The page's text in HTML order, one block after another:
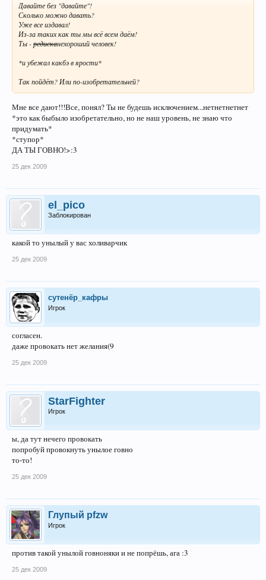
Давайте без "давайте"!
Сколько можно давать?
Уже все издавал!
Из-за таких как ты мы всё всем даём!
Ты -редисканехороший человек!
*и убежал какбэ в ярости*
Так пойдёт? Или по-изобретательней?
Мне все дают!!!Все, понял? Ты не будешь исключением...нетнетнетнет
*это как быбыло изобретательно, но не наш уровень, не знаю что
придумать*
*ступор*
ДА ТЫ ГОВНО!>:3
25 дек 2009
el_pico
Заблокирован
какой то унылый у вас холиварчик
25 дек 2009
сутенёр_кафры
Игрок
согласен.
даже провокать нет желания(9
25 дек 2009
StarFighter
Игрок
ы, да тут нечего провокать
попробуй провокнуть унылое говно
то-то!
25 дек 2009
Глупый pfzw
Игрок
против такой унылой говноняки и не попрёшь, ага :3
25 дек 2009